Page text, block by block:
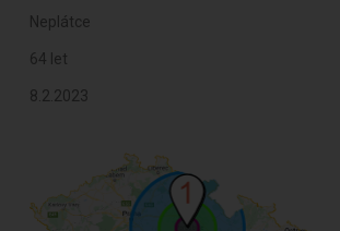
Neplátce
64 let
8.2.2023